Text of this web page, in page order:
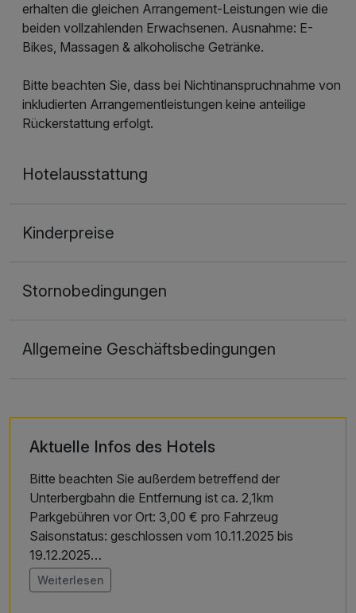
erhalten die gleichen Arrangement-Leistungen wie die
beiden vollzahlenden Erwachsenen. Ausnahme: E-
Bikes, Massagen & alkoholische Getränke.
Bitte beachten Sie, dass bei Nichtinanspruchnahme von
inkludierten Arrangementleistungen keine anteilige
Rückerstattung erfolgt.
Hotelausstattung
Kinderpreise
Stornobedingungen
Allgemeine Geschäftsbedingungen
Aktuelle Infos des Hotels
Bitte beachten Sie außerdem betreffend der
Unterbergbahn die Entfernung ist ca. 2,1km
Parkgebühren vor Ort: 3,00 € pro Fahrzeug
Saisonstatus: geschlossen vom 10.11.2025 bis
19.12.2025
Weiterlesen